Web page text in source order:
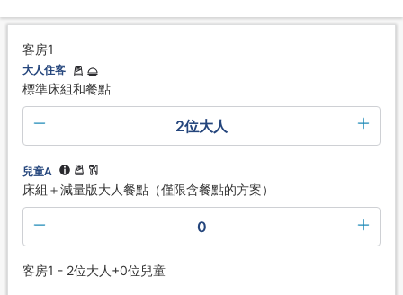
客房1
大人住客
標準床組和餐點
2位大人
兒童A
床組＋減量版大人餐點（僅限含餐點的方案）
0
客房1 - 2位大人+0位兒童